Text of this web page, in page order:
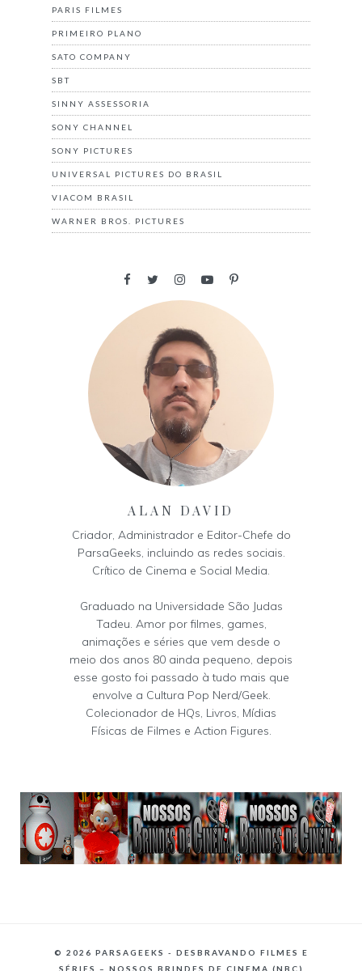
PARIS FILMES
PRIMEIRO PLANO
SATO COMPANY
SBT
SINNY ASSESSORIA
SONY CHANNEL
SONY PICTURES
UNIVERSAL PICTURES DO BRASIL
VIACOM BRASIL
WARNER BROS. PICTURES
ALAN DAVID
Criador, Administrador e Editor-Chefe do
ParsaGeeks, incluindo as redes sociais.
Crítico de Cinema e Social Media.
Graduado na Universidade São Judas
Tadeu. Amor por filmes, games,
animações e séries que vem desde o
meio dos anos 80 ainda pequeno, depois
esse gosto foi passado à tudo mais que
envolve a Cultura Pop Nerd/Geek.
Colecionador de HQs, Livros, Mídias
Físicas de Filmes e Action Figures.
© 2026 PARSAGEEKS - DESBRAVANDO FILMES E
SÉRIES – NOSSOS BRINDES DE CINEMA (NBC)